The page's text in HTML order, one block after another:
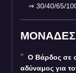
⇒ 30/40/65/
Ο Βάρδος σε
αδύναμος για